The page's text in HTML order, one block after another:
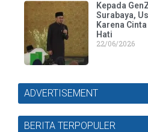
Kepada
Surabaya,
Karena
Hati
22/06/2026
ADVERTISEMENT
BERITA TERPOPULER